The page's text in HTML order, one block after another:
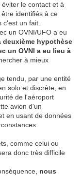
le contact et à
identifiés à ce
un fait.
un OVNI/UFO a eu
deuxième hypothèse
un OVNI a eu lieu à
à mieux
tendu, par une entité
solo et discrète, en
de l'aéroport
avion d'un
en usant de données
comme celui ou
donc très difficile
nous